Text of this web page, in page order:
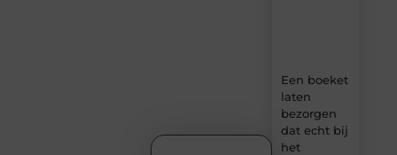
Een boeket
laten
bezorgen
dat echt bij
het